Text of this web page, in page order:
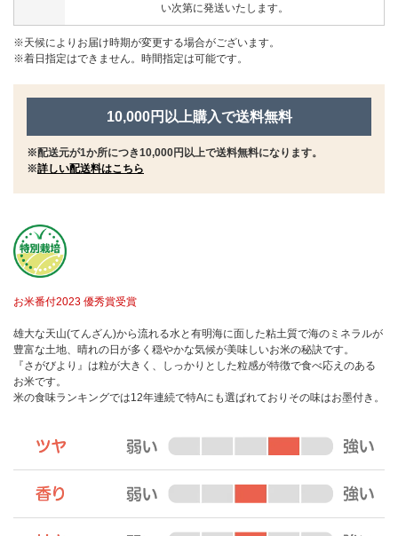
い次第に発送いたします。
※天候によりお届け時期が変更する場合がございます。
※着日指定はできません。時間指定は可能です。
10,000円以上購入で送料無料
※配送元が1か所につき10,000円以上で送料無料になります。
※詳しい配送料はこちら
お米番付2023 優秀賞受賞
雄大な天山(てんざん)から流れる水と有明海に面した粘土質で海のミネラルが
豊富な土地、晴れの日が多く穏やかな気候が美味しいお米の秘訣です。
『さがびより』は粒が大きく、しっかりとした粒感が特徴で食べ応えのある
お米です。
米の食味ランキングでは12年連続で特Aにも選ばれておりその味はお墨付き。